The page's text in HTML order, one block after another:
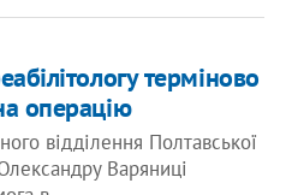
терміново
операцію
відділення Полтавської
Варяниці